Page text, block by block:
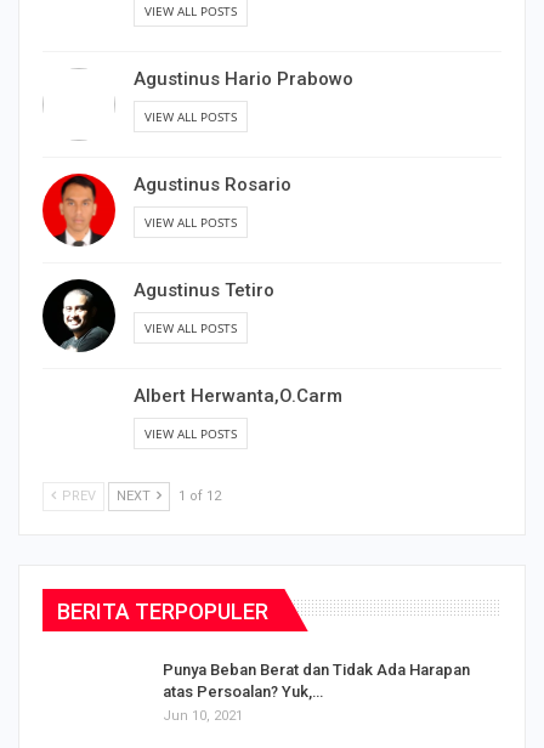
VIEW ALL POSTS
Agustinus Hario Prabowo
VIEW ALL POSTS
Agustinus Rosario
VIEW ALL POSTS
Agustinus Tetiro
VIEW ALL POSTS
Albert Herwanta,O.Carm
VIEW ALL POSTS
PREV NEXT 1 of 12
BERITA TERPOPULER
Punya Beban Berat dan Tidak Ada Harapan
atas Persoalan? Yuk,…
Jun 10, 2021